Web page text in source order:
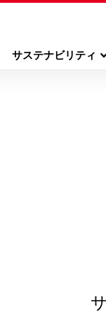
サステナビリティ